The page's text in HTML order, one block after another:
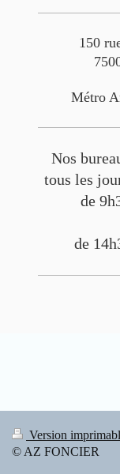
150
Métro
Nos
tous les
de
de
Version
© AZ FONCIER